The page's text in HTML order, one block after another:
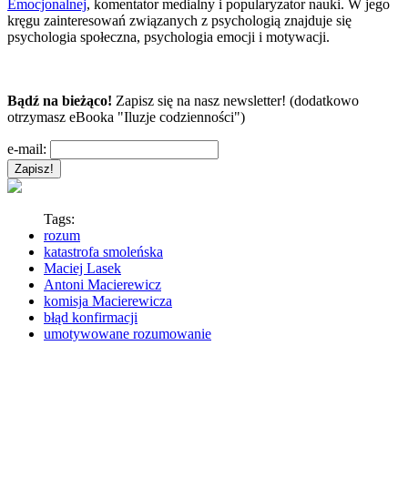
Emocjonalnej, komentator medialny i popularyzator nauki. W jego
kręgu zainteresowań związanych z psychologią znajduje się
psychologia społeczna, psychologia emocji i motywacji.
Bądź na bieżąco! Zapisz się na nasz newsletter! (dodatkowo
otrzymasz eBooka "Iluzje codzienności")
e-mail:
Tags:
rozum
katastrofa smoleńska
Maciej Lasek
Antoni Macierewicz
komisja Macierewicza
błąd konfirmacji
umotywowane rozumowanie